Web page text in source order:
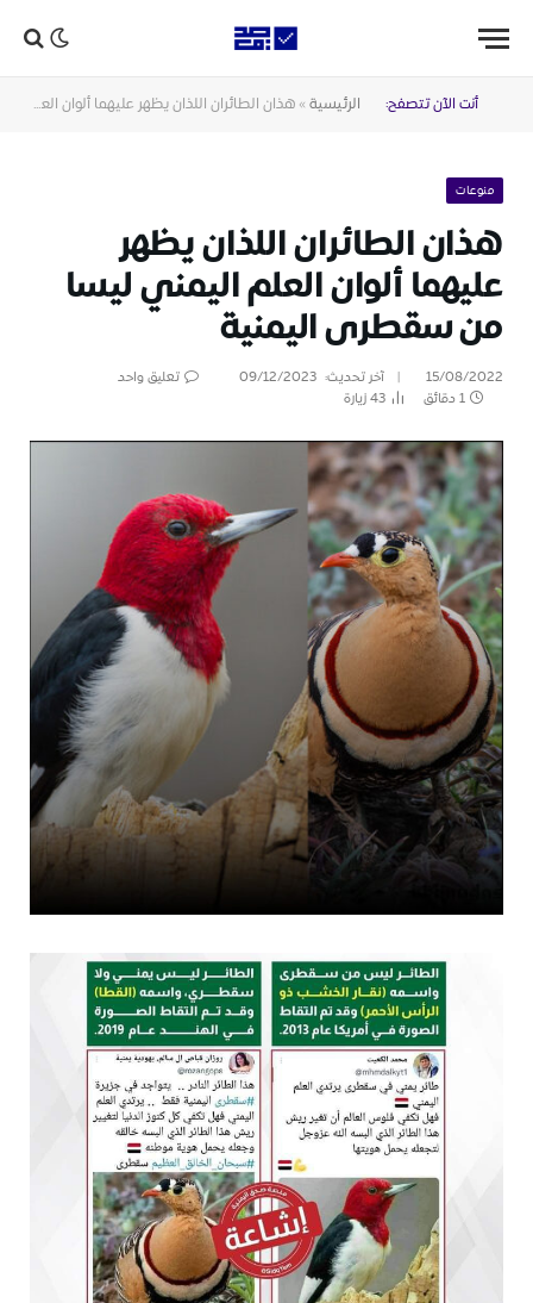
أنت الآن تتصفح: الرئيسية » هذان الطائران اللذان يظهر عليهما ألوان العلم اليمني ليسا من سقطرى اليمنية
منوعات
هذان الطائران اللذان يظهر
عليهما ألوان العلم اليمني ليسا
من سقطرى اليمنية
15/08/2022 آخر تحديث: 09/12/2023
تعليق واحد
1 دقائق
43زيارة